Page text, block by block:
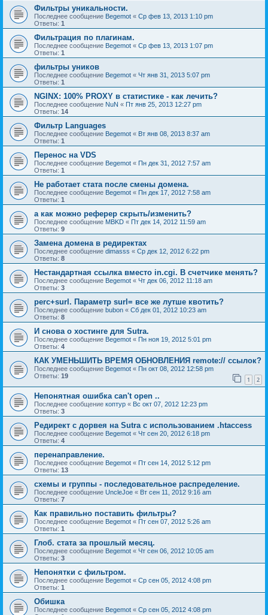
Фильтры уникальности.
Последнее сообщение Begemot « Ср фев 13, 2013 1:10 pm
Ответы: 1
Фильтрация по плагинам.
Последнее сообщение Begemot « Ср фев 13, 2013 1:07 pm
Ответы: 1
фильтры уников
Последнее сообщение Begemot « Чт янв 31, 2013 5:07 pm
Ответы: 1
NGINX: 100% PROXY в статистике - как лечить?
Последнее сообщение NuN « Пт янв 25, 2013 12:27 pm
Ответы: 14
Фильтр Languages
Последнее сообщение Begemot « Вт янв 08, 2013 8:37 am
Ответы: 1
Перенос на VDS
Последнее сообщение Begemot « Пн дек 31, 2012 7:57 am
Ответы: 1
Не работает стата после смены домена.
Последнее сообщение Begemot « Пн дек 17, 2012 7:58 am
Ответы: 1
а как можно реферер скрыть/изменить?
Последнее сообщение MBKD « Пт дек 14, 2012 11:59 am
Ответы: 9
Замена домена в редиректах
Последнее сообщение dimasss « Ср дек 12, 2012 6:22 pm
Ответы: 8
Нестандартная ссылка вместо in.cgi. В счетчике менять?
Последнее сообщение Begemot « Чт дек 06, 2012 11:18 am
Ответы: 3
perc+surl. Параметр surl= все же лутше квотить?
Последнее сообщение bubon « Сб дек 01, 2012 10:23 am
Ответы: 8
И снова о хостинге для Sutra.
Последнее сообщение Begemot « Пн ноя 19, 2012 5:01 pm
Ответы: 4
КАК УМЕНЬШИТЬ ВРЕМЯ ОБНОВЛЕНИЯ remote:// ссылок?
Последнее сообщение Begemot « Пн окт 08, 2012 12:58 pm
Ответы: 19 1 2
Непонятная ошибка can't open ..
Последнее сообщение коптур « Вс окт 07, 2012 12:23 pm
Ответы: 3
Редирект с дорвея на Sutra с использованием .htaccess
Последнее сообщение Begemot « Чт сен 20, 2012 6:18 pm
Ответы: 4
перенаправление.
Последнее сообщение Begemot « Пт сен 14, 2012 5:12 pm
Ответы: 13
схемы и группы - последовательное распределение.
Последнее сообщение UncleJoe « Вт сен 11, 2012 9:16 am
Ответы: 7
Как правильно поставить фильтры?
Последнее сообщение Begemot « Пт сен 07, 2012 5:26 am
Ответы: 1
Глоб. стата за прошлый месяц.
Последнее сообщение Begemot « Чт сен 06, 2012 10:05 am
Ответы: 3
Непонятки с фильтром.
Последнее сообщение Begemot « Ср сен 05, 2012 4:08 pm
Ответы: 1
Обишка
Последнее сообщение Begemot « Ср сен 05, 2012 4:08 pm